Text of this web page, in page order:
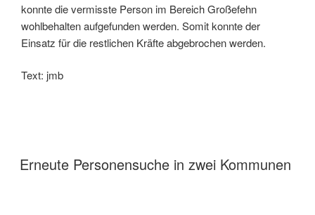
konnte die vermisste Person im Bereich Großefehn
wohlbehalten aufgefunden werden. Somit konnte der
Einsatz für die restlichen Kräfte abgebrochen werden.
Text: jmb
Erneute Personensuche in zwei Kommunen